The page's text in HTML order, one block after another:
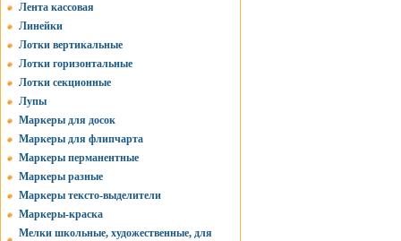
Лента кассовая
Линейки
Лотки вертикальные
Лотки горизонтальные
Лотки секционные
Лупы
Маркеры для досок
Маркеры для флипчарта
Маркеры перманентные
Маркеры разные
Маркеры тексто-выделители
Маркеры-краска
Мелки школьные, художественные, для